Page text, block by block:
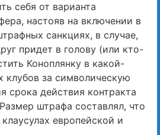
себя от варианта
настояв на включении в
санкциях, в случае,
придет в голову (или кто-
Коноплянку в какой-
клубов за символическую
срока действия контракта
штрафа составлял, что
европейской и